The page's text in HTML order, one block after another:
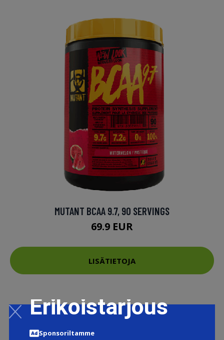
MUTANT BCAA 9.7, 90 SERVINGS
69.9 EUR
LISÄTIETOJA
Erikoistarjous
Sponsoriltamme